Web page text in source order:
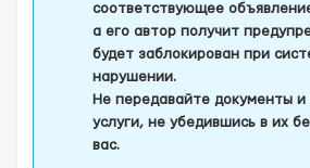
соответствующее
а его автор получит
будет заблокирован при
нарушении.
Не передавайте документы
услуги, не убедившись в их
вас.